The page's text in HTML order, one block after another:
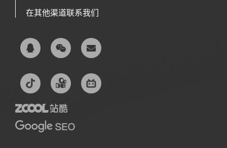
在其他渠道联系我们